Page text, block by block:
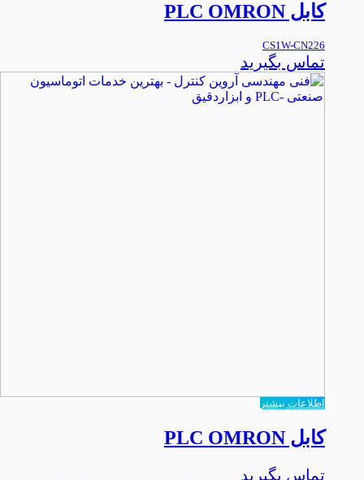
کابل PLC OMRON
CS1W-CN226
تماس بگیرید
اطلاعات بیشتر
کابل PLC OMRON
تماس بگیرید